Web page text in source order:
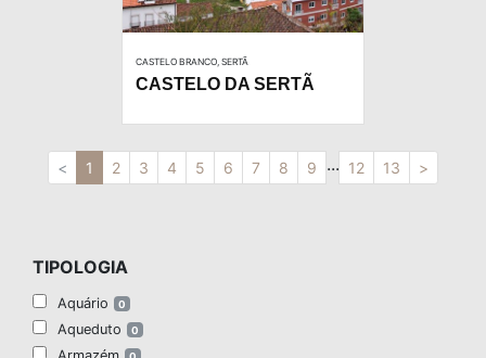
CASTELO BRANCO, SERTÃ
CASTELO DA SERTÃ
< 1 2 3 4 5 6 7 8 9 ... 12 13 >
TIPOLOGIA
Aquário 0
Aqueduto 0